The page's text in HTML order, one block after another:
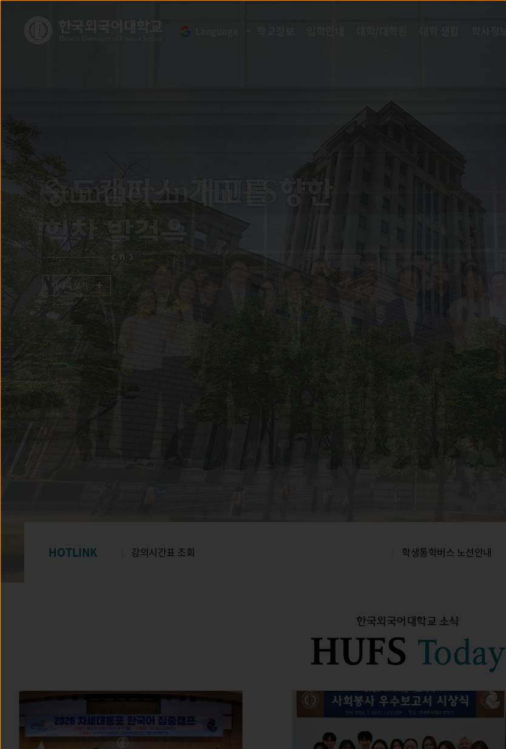
송도캠퍼스 개교를 향한
힘찬 발걸음
Summer in HUFS
Summer in HUFS
HUFS 특강
엔비디아 코리아 김승규 컨슈머 비즈니스 대표
HOTLINK
‘성희롱 등 폭력예방교육 이수 요청 및 교육
학자금 중복지원방지 안내
‘성희롱 등 폭력예방교육 이수 요청 및 교육
학자금 중복지원방지 안내
학자금 중복지원방지 안내
학생통학버스 노선안내
‘성희롱 등 폭력예방교육 이수 요청 및 교육 미이수시 성적열람
학자금 중복지원방지 안내
한국외국어대학교 소식
HUFS Today